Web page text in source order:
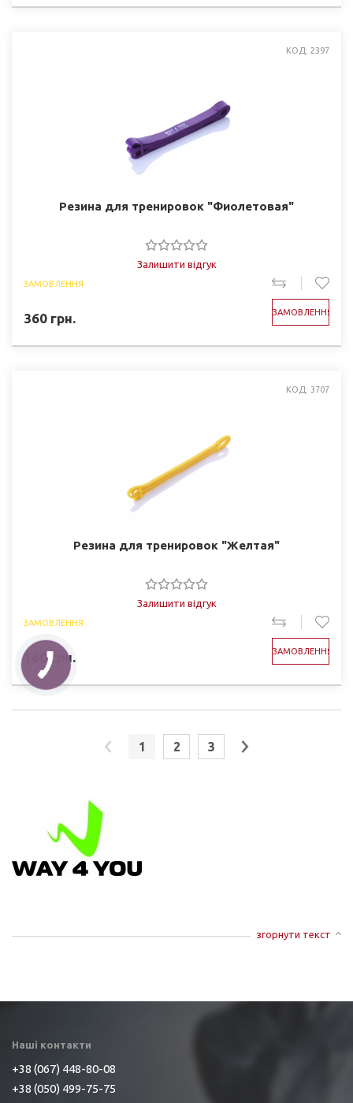
КОД: 2397
Резина для тренировок "Фиолетовая"
Залишити відгук
ЗАМОВЛЕННЯ
360 грн. ЗАМОВЛЕННЯ
КОД: 3707
Резина для тренировок "Желтая"
Залишити відгук
ЗАМОВЛЕННЯ
160грн. ЗАМОВЛЕННЯ
1 2 3
згорнути текст
Наші контакти
+38 (067) 448-80-08
+38 (050) 499-75-75